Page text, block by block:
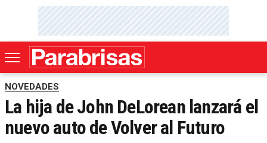
NOVEDADES
La hija de John DeLorean lanzará el
nuevo auto de Volver al Futuro